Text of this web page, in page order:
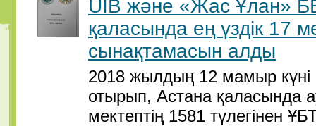
UIB және «Жас Ұлан»
қаласында ең үздік 17
сынақтамасын алды
2018 жылдың 12 мамыр
отырып, Астана қаласында
мектептің 1581 түлегінен